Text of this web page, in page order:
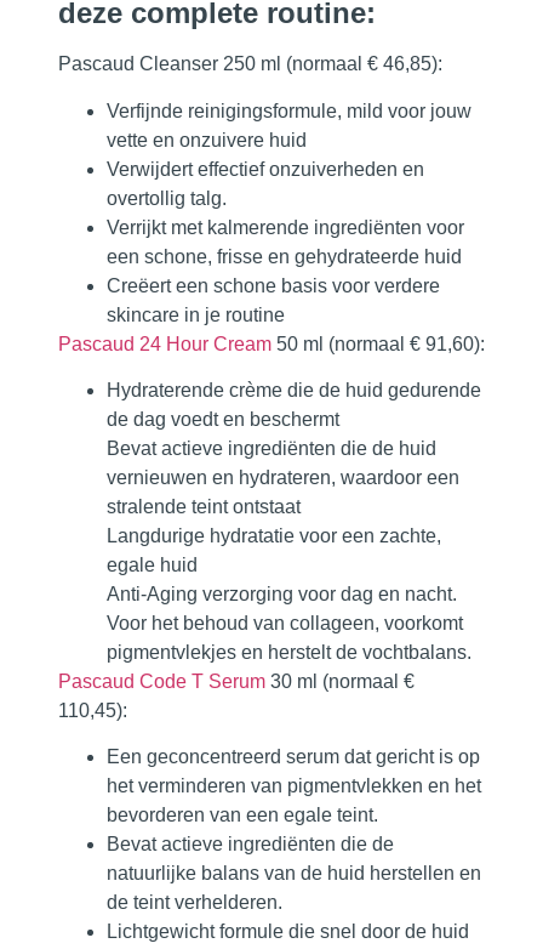
deze complete routine:
Pascaud Cleanser 250 ml (normaal € 46,85):
Verfijnde reinigingsformule, mild voor jouw
vette en onzuivere huid
Verwijdert effectief onzuiverheden en
overtollig talg.
Verrijkt met kalmerende ingrediënten voor
een schone, frisse en gehydrateerde huid
Creëert een schone basis voor verdere
skincare in je routine
Pascaud 24 Hour Cream 50 ml (normaal € 91,60):
Hydraterende crème die de huid gedurende
de dag voedt en beschermt
Bevat actieve ingrediënten die de huid
vernieuwen en hydrateren, waardoor een
stralende teint ontstaat
Langdurige hydratatie voor een zachte,
egale huid
Anti-Aging verzorging voor dag en nacht.
Voor het behoud van collageen, voorkomt
pigmentvlekjes en herstelt de vochtbalans.
Pascaud Code T Serum 30 ml (normaal €
110,45):
Een geconcentreerd serum dat gericht is op
het verminderen van pigmentvlekken en het
bevorderen van een egale teint.
Bevat actieve ingrediënten die de
natuurlijke balans van de huid herstellen en
de teint verhelderen.
Lichtgewicht formule die snel door de huid